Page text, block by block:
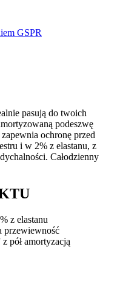
GSPR
pasują do twoich
podeszwę
ochronę przed
i w 2% z elastanu, z
Całodzienny
z elastanu
przewiewność
pół amortyzacją